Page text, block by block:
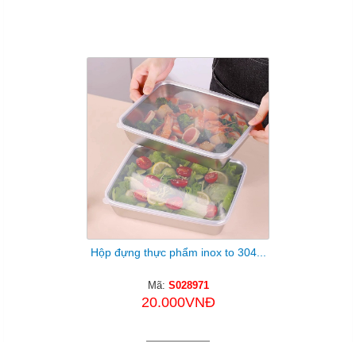
Hộp đựng thực phẩm inox to 304...
Mã: S028971
20.000VNĐ